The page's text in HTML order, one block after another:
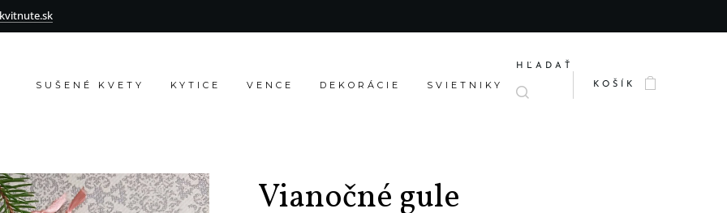
SUŠENÉ KVETY KYTICE VENCE DEKORÁCIE SVIETNIKY
HĽADAŤ
KOŠÍK
Vianočné gule